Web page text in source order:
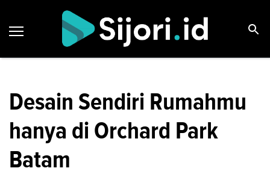
Desain Sendiri Rumahmu
hanya di Orchard Park
Batam